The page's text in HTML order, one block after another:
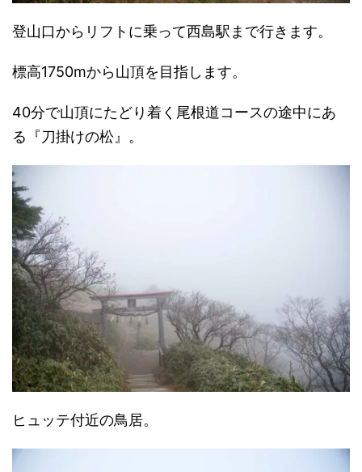
登山口からリフトに乗って西島駅まで行きます。
標高1750mから山頂を目指します。
40分で山頂にたどり着く尾根道コースの途中にあ
る『刀掛けの松』。
ヒュッテ付近の鳥居。